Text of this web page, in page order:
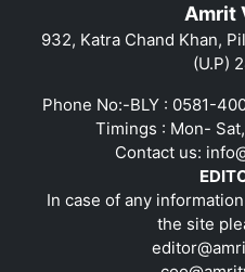
Amrit
932, Katra Chand Khan,
(U.P)
Phone No:-BLY : 0581-
Timings : Mon-
Contact us:
In case of any
the site